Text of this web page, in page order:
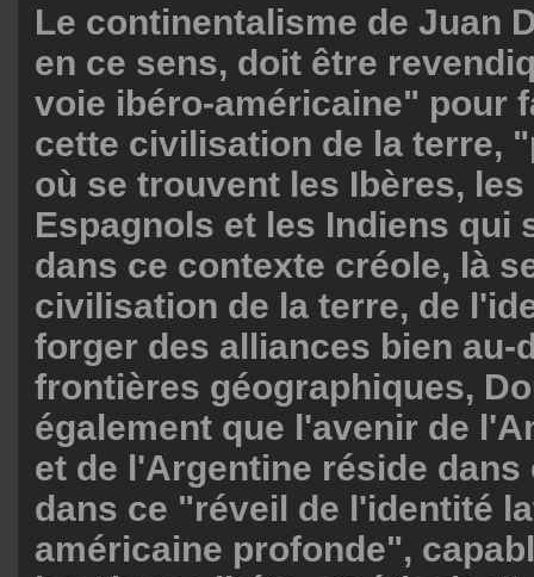
Le continentalisme de Juan
en ce sens, doit être
voie ibéro-américaine" pour
cette civilisation de la terre,
où se trouvent les Ibères,
Espagnols et les Indiens qui
dans ce contexte créole, là
civilisation de la terre, de
forger des alliances bien au-
frontières géographiques,
également que l'avenir de
et de l'Argentine réside
dans ce "réveil de l'identité
américaine profonde",